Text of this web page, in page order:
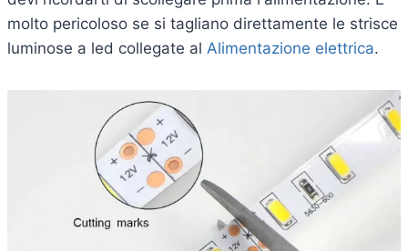
molto pericoloso se si tagliano direttamente le strisce
luminose a led collegate al Alimentazione elettrica.